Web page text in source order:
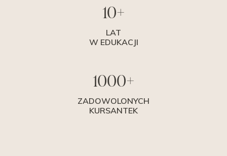
10+
LAT
W EDUKACJI
1000+
ZADOWOLONYCH
KURSANTEK